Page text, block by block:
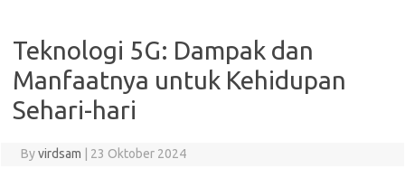
Teknologi 5G: Dampak dan
Manfaatnya untuk Kehidupan
Sehari-hari
Byvirdsam 23 Oktober 2024